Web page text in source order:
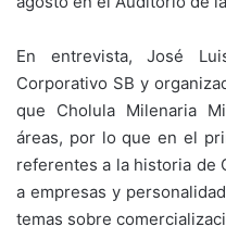
En entrevista, José
Corporativo SB y
que Cholula Milenaria
áreas, por lo que en el
referentes a la historia de
a empresas y
temas sobre